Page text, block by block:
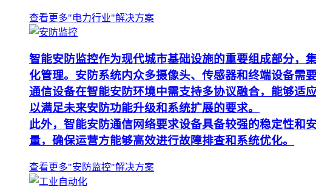
查看更多"电力行业"解决方案
智能安防监控作为现代城市基础设施的重要组成部分，
化管理。安防系统内众多摄像头、传感器和终端设备需
通信设备在智能安防环境中需支持多协议融合，能够适
以满足未来安防功能升级和系统扩展的要求。
此外，智能安防通信网络要求设备具备较强的稳定性和
量，确保运营方能够高效进行故障排查和系统优化。
查看更多"安防监控"解决方案